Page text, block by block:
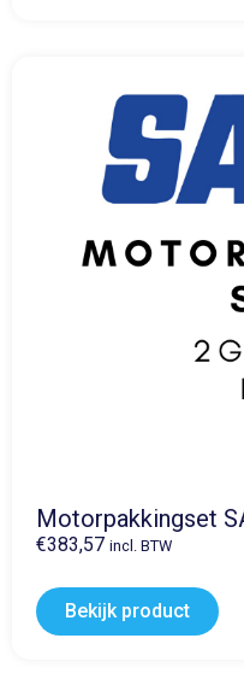
Motorpakkingset
€383,57 incl. BTW
Bekijk product